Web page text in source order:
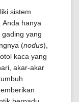
sistem
Anda hanya
yang
(nodus),
kaca yang
akar-akar